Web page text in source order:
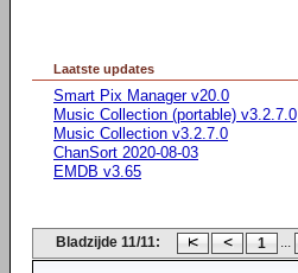
Laatste updates
Smart Pix Manager v20.0
Music Collection (portable) v3.2.7.0
Music Collection v3.2.7.0
ChanSort 2020-08-03
EMDB v3.65
Bladzijde 11/11: 1 ...